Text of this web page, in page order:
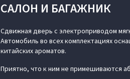
САЛОН И БАГАЖНИК
Сдвижная дверь с электроприводом
Автомобиль во всех комплектациях
китайских ароматов.
Приятно, что к ним не примешиваются